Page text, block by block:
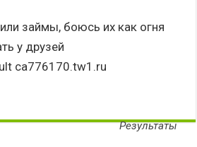
займы, боюсь их как огня
у друзей
ca776170.tw1.ru
Результаты